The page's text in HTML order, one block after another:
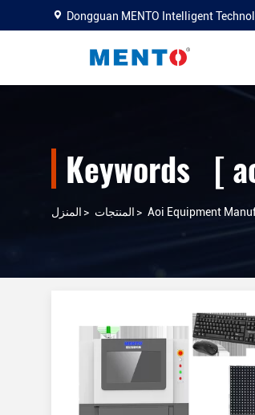
Dongguan MENTO Intelligent
المنزل > المنتجات > Aoi Equipment